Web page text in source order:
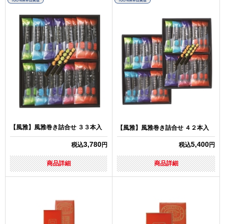
【風雅】風雅巻き詰合せ ３３本入
税込3,780円
商品詳細
【風雅】風雅巻き詰合せ ４２本入
税込5,400円
商品詳細